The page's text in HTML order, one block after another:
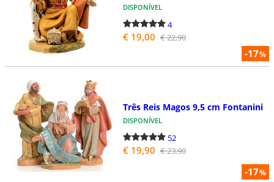
-17%
DISPONÍVEL
4
€ 19,00 € 22,90
-17%
Três Reis Magos 9,5 cm Fontanini
DISPONÍVEL
52
€ 19,90 € 23,90